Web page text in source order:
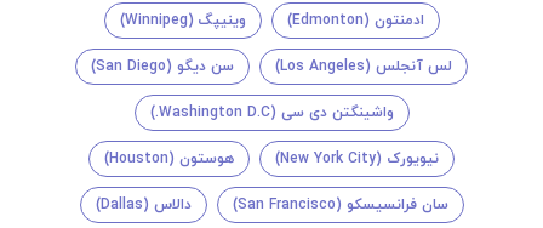
ادمنتون (Edmonton) وینیپگ (Winnipeg)
لس آنجلس (Los Angeles) سن دیگو (San Diego)
واشینگتن دی سی (Washington D.C.)
نیویورک (New York City) هوستون (Houston)
سان فرانسیسکو (San Francisco) دالاس (Dallas)